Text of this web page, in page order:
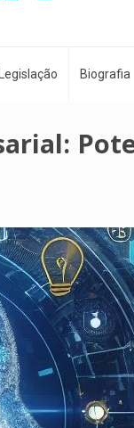
Legislação Biografia